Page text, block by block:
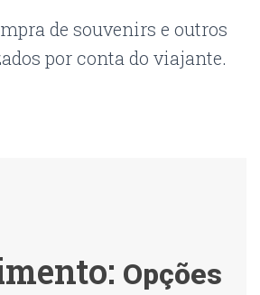
de souvenirs e outros
por conta do viajante.
Opções